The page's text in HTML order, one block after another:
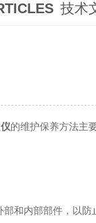
技术
的维护保养方法主
内部部件，以防止